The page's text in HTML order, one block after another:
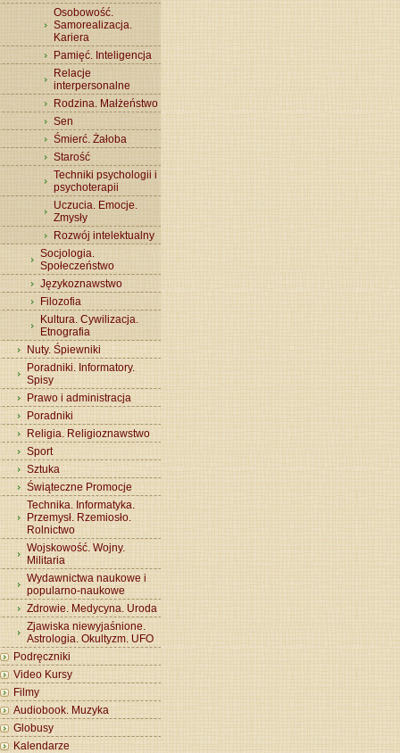
Osobowość.
Samorealizacja.
Kariera
Pamięć. Inteligencja
Relacje
interpersonalne
Rodzina. Małżeństwo
Sen
Śmierć. Żałoba
Starość
Techniki psychologii i
psychoterapii
Uczucia. Emocje.
Zmysły
Rozwój intelektualny
Socjologia.
Społeczeństwo
Językoznawstwo
Filozofia
Kultura. Cywilizacja.
Etnografia
Nuty. Śpiewniki
Poradniki. Informatory.
Spisy
Prawo i administracja
Poradniki
Religia. Religioznawstwo
Sport
Sztuka
Świąteczne Promocje
Technika. Informatyka.
Przemysł. Rzemiosło.
Rolnictwo
Wojskowość. Wojny.
Militaria
Wydawnictwa naukowe i
popularno-naukowe
Zdrowie. Medycyna. Uroda
Zjawiska niewyjaśnione.
Astrologia. Okultyzm. UFO
Podręczniki
Video Kursy
Filmy
Audiobook. Muzyka
Globusy
Kalendarze